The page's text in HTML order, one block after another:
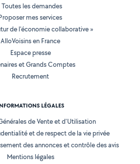
Toutes les demandes
mes services
de l'économie collaborative »
AlloVoisins en France
Espace presse
et Grands Comptes
Recrutement
LÉGALES
de Vente et d'Utilisation
et de respect de la vie privée
des annonces et contrôle des avis
Mentions légales